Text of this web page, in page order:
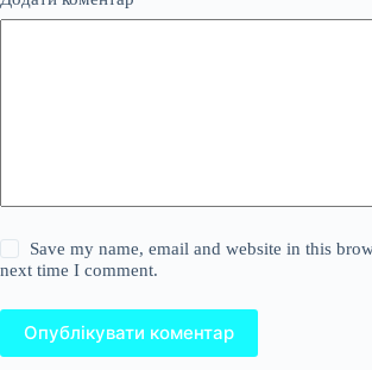
Save my name, email and website in this
next time I comment.
Опублікувати коментар